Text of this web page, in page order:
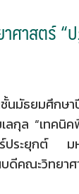
าศาสตร์
มัธยมศึกษา
ลกุล “เทค
ร์ประยุกต์
ะวิทยาศา